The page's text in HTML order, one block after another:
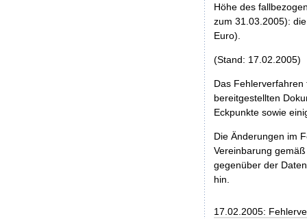
Höhe des
zum 31.03.2005):
Euro).
(Stand: 17.02.2005)
Das
bereitgestellten
Eckpunkte sowie
Die Änderungen im
Vereinbarung
gegenüber der
hin.
17.02.2005: